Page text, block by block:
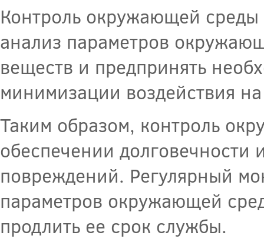
Контроль окружающей среды
анализ параметров
веществ и предпринять
минимизации воздействия на
Таким образом, контроль
обеспечении долговечности
повреждений. Регулярный
параметров окружающей
продлить ее срок службы.